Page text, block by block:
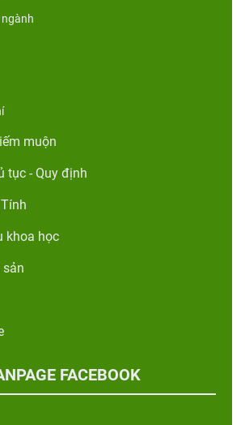
muộn
tục - Quy định
khoa học
sản
FACEBOOK